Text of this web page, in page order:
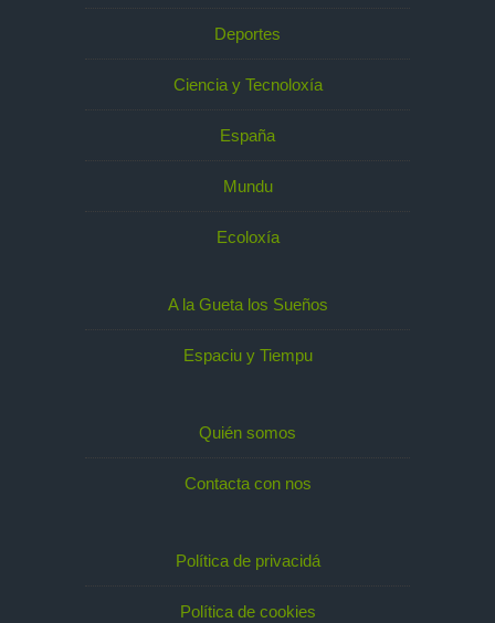
Deportes
Ciencia y Tecnoloxía
España
Mundu
Ecoloxía
A la Gueta los Sueños
Espaciu y Tiempu
Quién somos
Contacta con nos
Política de privacidá
Política de cookies